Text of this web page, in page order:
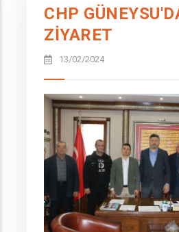
CHP
ZİYARET
13/02/2024